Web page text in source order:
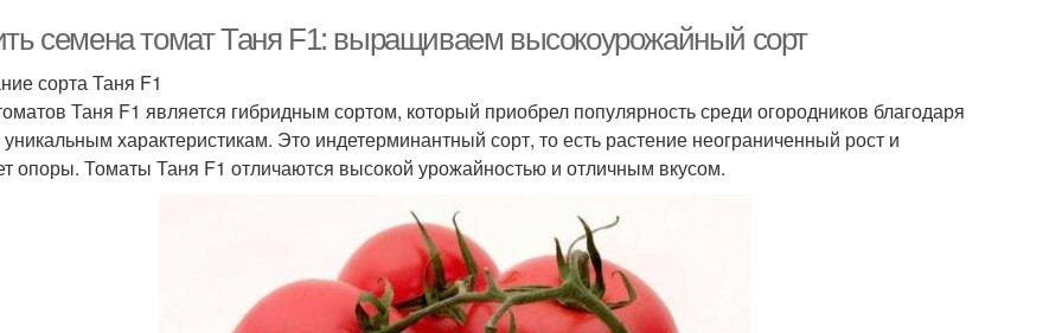
семена томат Таня F1: выращиваем высокоурожайный сорт
сорта Таня F1
Таня F1 является гибридным сортом, который приобрел популярность среди огородников благодаря
характеристикам. Это индетерминантный сорт, то есть растение неограниченный рост и
опоры. Томаты Таня F1 отличаются высокой урожайностью и отличным вкусом.